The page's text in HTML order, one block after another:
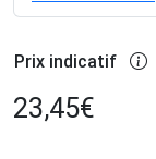
Prix indicatif
23,45€